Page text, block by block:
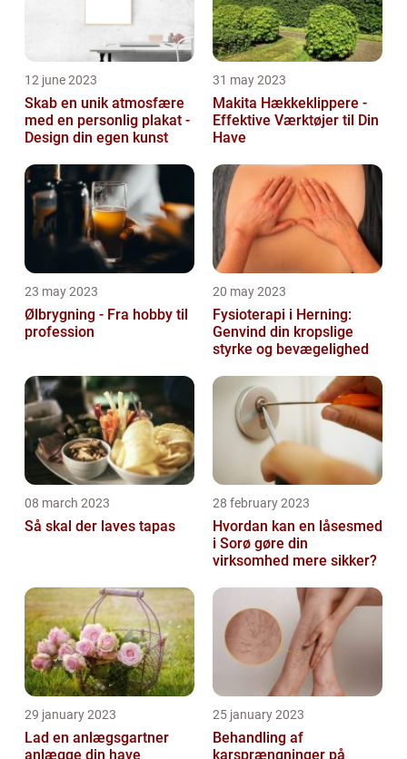
12 june 2023
Skab en unik atmosfære
med en personlig plakat -
Design din egen kunst
31 may 2023
Makita Hækkeklippere -
Effektive Værktøjer til Din
Have
23 may 2023
Ølbrygning - Fra hobby til
profession
20 may 2023
Fysioterapi i Herning:
Genvind din kropslige
styrke og bevægelighed
08 march 2023
Så skal der laves tapas
28 february 2023
Hvordan kan en låsesmed
i Sorø gøre din
virksomhed mere sikker?
29 january 2023
Lad en anlægsgartner
anlægge din have
25 january 2023
Behandling af
karsprængninger på